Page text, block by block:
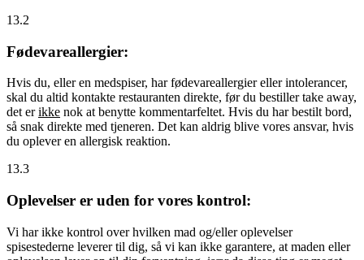
13.2
Fødevareallergier:
Hvis du, eller en medspiser, har fødevareallergier eller intolerancer,
skal du altid kontakte restauranten direkte, før du bestiller take away,
det erikke nok at benytte kommentarfeltet. Hvis du har bestilt bord,
så snak direkte med tjeneren. Det kan aldrig blive vores ansvar, hvis
du oplever en allergisk reaktion.
13.3
Oplevelser er uden for vores kontrol:
Vi har ikke kontrol over hvilken mad og/eller oplevelser
spisestederne leverer til dig, så vi kan ikke garantere, at maden eller